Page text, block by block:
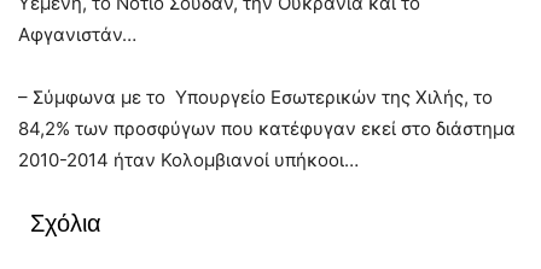
Αφγανιστάν…
– Σύμφωνα με το Υπουργείο Εσωτερικών της Χιλής, το
84,2% των προσφύγων που κατέφυγαν εκεί στο διάστημα
2010-2014 ήταν Κολομβιανοί υπήκοοι…
Σχόλια